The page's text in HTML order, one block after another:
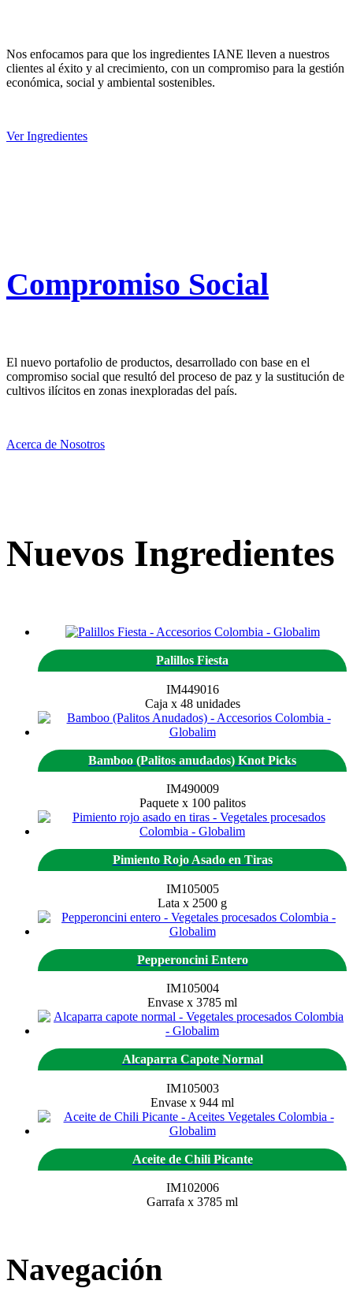
Nos enfocamos para que los ingredientes IANE lleven a nuestros
clientes al éxito y al crecimiento, con un compromiso para la gestión
económica, social y ambiental sostenibles.
Ver Ingredientes
Compromiso Social
El nuevo portafolio de productos, desarrollado con base en el
compromiso social que resultó del proceso de paz y la sustitución de
cultivos ilícitos en zonas inexploradas del país.
Acerca de Nosotros
Nuevos Ingredientes
Palillos Fiesta
IM449016
Caja x 48 unidades
Bamboo (Palitos anudados) Knot Picks
IM490009
Paquete x 100 palitos
Pimiento Rojo Asado en Tiras
IM105005
Lata x 2500 g
Pepperoncini Entero
IM105004
Envase x 3785 ml
Alcaparra Capote Normal
IM105003
Envase x 944 ml
Aceite de Chili Picante
IM102006
Garrafa x 3785 ml
Navegación